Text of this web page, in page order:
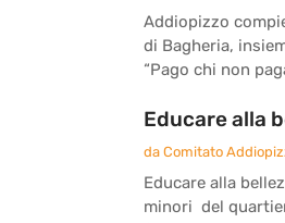
Addiopizzo
di Bagheria,
“Pago chi non
Educare alla
da Comitato
Educare alla
minori del